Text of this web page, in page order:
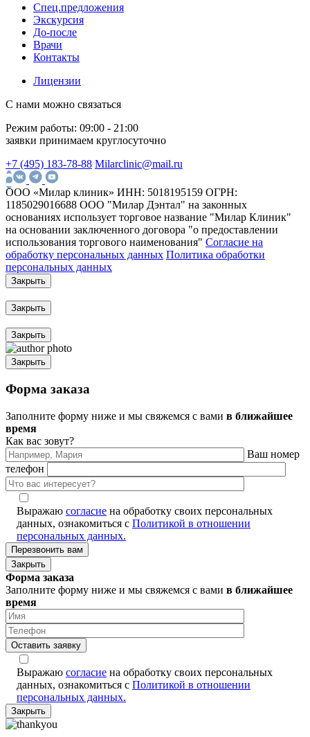
Спец.предложения
Экскурсия
До-после
Врачи
Контакты
Лицензии
С нами можно связаться
Режим работы: 09:00 - 21:00
заявки принимаем круглосуточно
+7 (495) 183-78-88 Milarclinic@mail.ru
ООО «Милар клиник» ИНН: 5018195159 ОГРН:
1185029016688 ООО "Милар Дэнтал" на законных
основаниях использует торговое название "Милар Клиник"
на основании заключенного договора "о предоставлении
использования торгового наименования" Согласие на
обработку персональных данных Политика обработки
персональных данных
Закрыть
Закрыть
Закрыть
Закрыть
Форма заказа
Заполните форму ниже и мы свяжемся с вами в ближайшее
время
Как вас зовут?
Ваш номер
телефон
Выражаю согласие на обработку своих персональных
данных, ознакомиться с Политикой в отношении
персональных данных.
Закрыть
Форма заказа
Заполните форму ниже и мы свяжемся с вами в ближайшее
время
Оставить заявку
Выражаю согласие на обработку своих персональных
данных, ознакомиться с Политикой в отношении
персональных данных.
Закрыть